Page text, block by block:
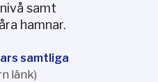
samt
hamnar.
samtliga
länk)